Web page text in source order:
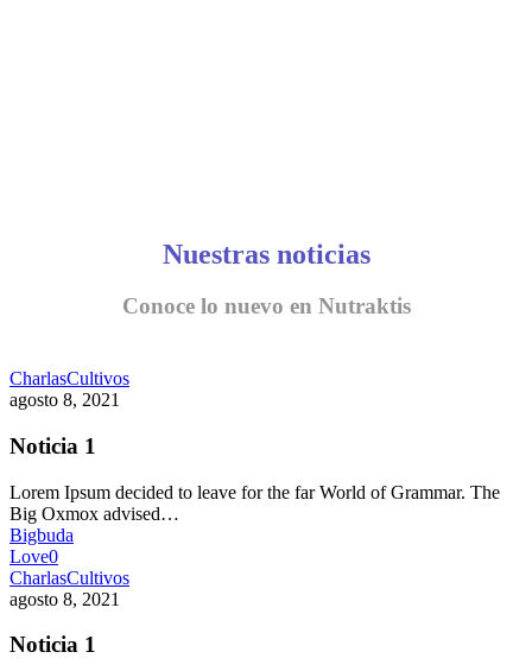
Nuestras noticias
Conoce lo nuevo en Nutraktis
CharlasCultivos
agosto 8, 2021
Noticia 1
Lorem Ipsum decided to leave for the far World of Grammar. The
Big Oxmox advised…
Bigbuda
Love0
CharlasCultivos
agosto 8, 2021
Noticia 1